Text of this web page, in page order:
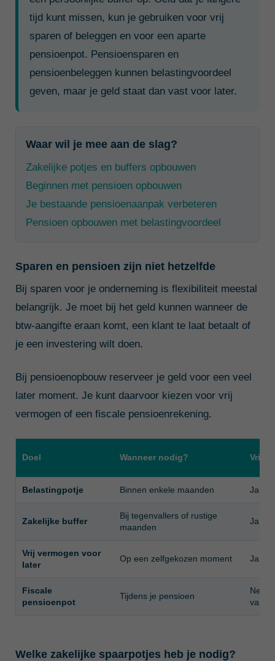
tijd kunt missen, kun je gebruiken voor vrij
sparen of beleggen en voor een aparte
pensioenpot. Pensioensparen en
pensioenbeleggen kunnen belastingvoordeel
geven, maar je geld staat dan vast voor later.
Waar wil je mee aan de slag?
Zakelijke potjes en buffers opbouwen
Beginnen met pensioen opbouwen
Je bestaande pensioenaanpak verbeteren
Pensioen opbouwen met belastingvoordeel
Sparen en pensioen zijn niet hetzelfde
Bij sparen voor je onderneming is flexibiliteit meestal
belangrijk. Je moet bij het geld kunnen wanneer de
btw-aangifte eraan komt, een klant te laat betaalt of
je een investering wilt doen.
Bij pensioenopbouw reserveer je geld voor een veel
later moment. Je kunt daarvoor kiezen voor vrij
vermogen of een fiscale pensioenrekening.
Doel Wanneer nodig? Vrij
Belastingpotje Binnen enkele maanden Ja
Zakelijke buffer
Bij tegenvallers of rustige
maanden
Ja
Vrij vermogen voor
later
Op een zelfgekozen moment Ja
Fiscale
pensioenpot
Tijdens je pensioen
Nee,
vast
Welke zakelijke spaarpotjes heb je nodig?